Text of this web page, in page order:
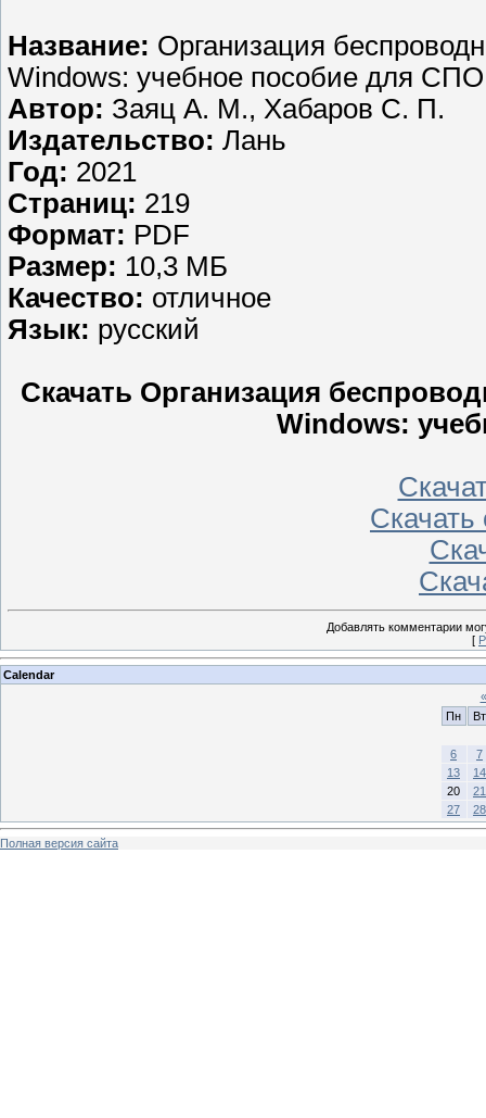
Название: Организация
Windows: учебное пособие для СПО
Автор: Заяц А. М., Хабаров С. П.
Издательство: Лань
Год: 2021
Страниц: 219
Формат: PDF
Размер: 10,3 МБ
Качество: отличное
Язык: русский
Скачать Организация
Windows:
Скачать
Добавлять комментарии
[
Calendar
«
Пн
Вт
6
7
13
14
20
21
27
28
Полная версия сайта